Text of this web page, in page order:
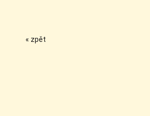
« zpět